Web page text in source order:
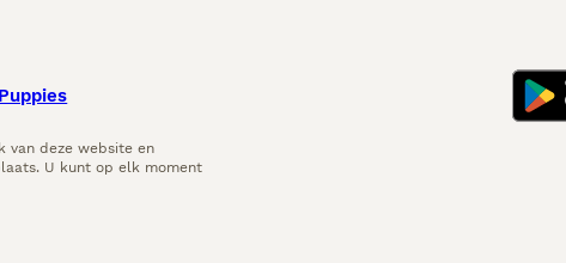
van deze website en
U kunt op elk moment